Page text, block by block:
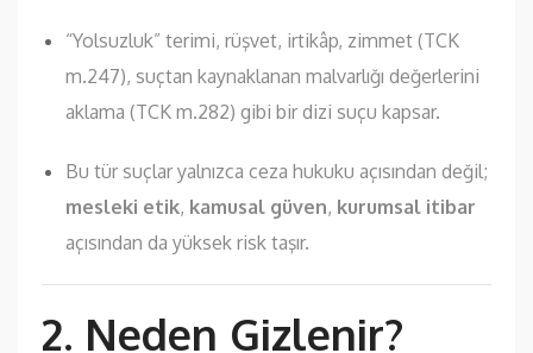
“Yolsuzluk” terimi, rüşvet, irtikâp, zimmet (TCK
m.247), suçtan kaynaklanan malvarlığı değerlerini
aklama (TCK m.282) gibi bir dizi suçu kapsar.
Bu tür suçlar yalnızca ceza hukuku açısından değil;
mesleki etik, kamusal güven, kurumsal itibar
açısından da yüksek risk taşır.
2. Neden Gizlenir?